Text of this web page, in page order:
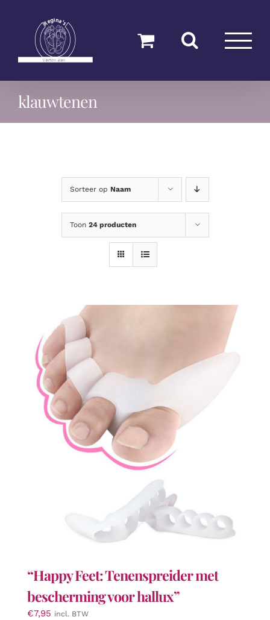
klauwtenen
Sorteer op Naam
Toon 24 producten
“Happy Feet: Tenenspreider met
bescherming voor hallux”
€7,95 incl. BTW